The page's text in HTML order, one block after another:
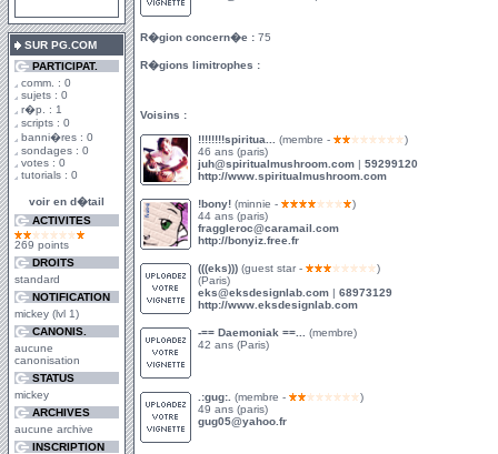
SUR PG.COM
PARTICIPAT.
comm. : 0
sujets : 0
r�p. : 1
scripts : 0
banni�res : 0
sondages : 0
votes : 0
tutorials : 0
voir en d�tail
ACTIVITES
269 points
DROITS
standard
NOTIFICATION
mickey (lvl 1)
CANONIS.
aucune
canonisation
STATUS
mickey
ARCHIVES
aucune archive
INSCRIPTION
R�gion concern�e : 75
R�gions limitrophes :
Voisins :
!!!!!!!!spiritua...
(membre -
)
46 ans (paris)
juh@spiritualmushroom.com | 59299120
http://www.spiritualmushroom.com
!bony! (minnie -
)
44 ans (paris)
fraggleroc@caramail.com
http://bonyiz.free.fr
(((eks))) (guest star -
)
(Paris)
eks@eksdesignlab.com | 68973129
http://www.eksdesignlab.com
-== Daemoniak ==...
(membre)
42 ans (Paris)
.:gug:. (membre -
)
49 ans (paris)
gug05@yahoo.fr